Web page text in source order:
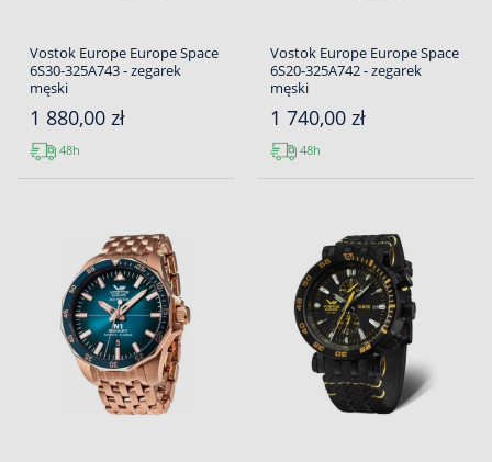
Vostok Europe Europe Space
6S30-325A743 - zegarek
męski
1 880,00 zł
48h
Vostok Europe Europe Space
6S20-325A742 - zegarek
męski
1 740,00 zł
48h